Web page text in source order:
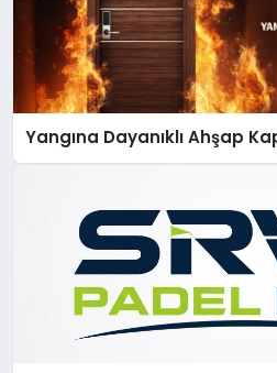
Yangına Dayanıklı Ahşap